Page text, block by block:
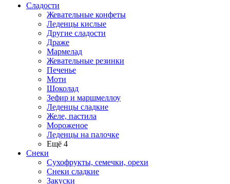
Сладости
Жевательные конфеты
Леденцы кислые
Другие сладости
Драже
Мармелад
Жевательные резинки
Печенье
Моти
Шоколад
Зефир и маршмеллоу
Леденцы сладкие
Желе, пастила
Мороженое
Леденцы на палочке
Ещё 4
Снеки
Сухофрукты, семечки, орехи
Снеки сладкие
Закуски